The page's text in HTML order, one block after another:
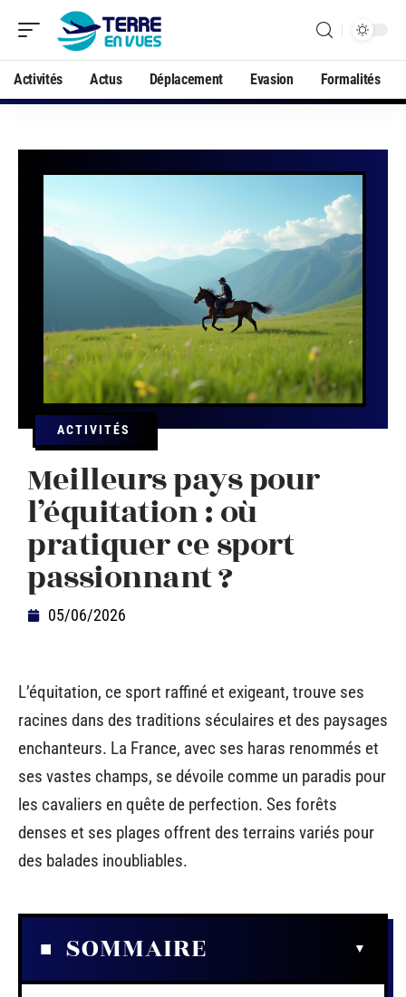
Activités Actus Déplacement Evasion Formalités
ACTIVITÉS
Meilleurs pays pour
l’équitation : où
pratiquer ce sport
passionnant ?
05/06/2026
L’équitation, ce sport raffiné et exigeant, trouve ses
racines dans des traditions séculaires et des paysages
enchanteurs. La France, avec ses haras renommés et
ses vastes champs, se dévoile comme un paradis pour
les cavaliers en quête de perfection. Ses forêts
denses et ses plages offrent des terrains variés pour
des balades inoubliables.
SOMMAIRE